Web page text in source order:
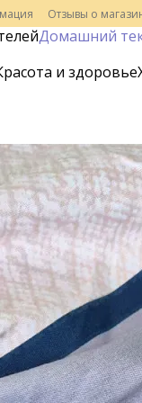
Отзывы о
Домашний
и здоровье